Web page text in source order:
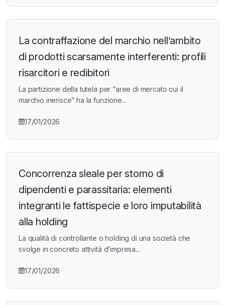
La contraffazione del marchio nell’ambito
di prodotti scarsamente interferenti: profili
risarcitori e redibitori
La partizione della tutela per “aree di mercato cui il
marchio inerisce” ha la funzione...
17/01/2026
Concorrenza sleale per storno di
dipendenti e parassitaria: elementi
integranti le fattispecie e loro imputabilità
alla holding
La qualità di controllante o holding di una società che
svolge in concreto attività d’impresa...
17/01/2026